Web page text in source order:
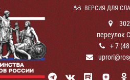
ВЕРСИЯ ДЛЯ
переулок
+ 7